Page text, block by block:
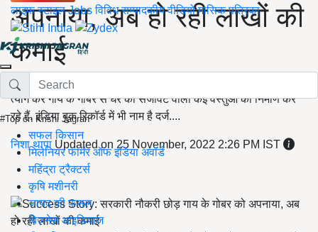
लाइफ स्टाइल Jobs विविध सम्पादकीय वीडियो मासिक पत्रिका
#Top on Krishi Jagran
सफल किसान
मिलेनियर फार्मर ऑफ इंडिया अवॉर्ड
महिंद्रा ट्रैक्टर्स
कृषि मशीनरी
जायद की फसल
बिज़नेस आइडियाज
अपनाया, अब हो रही लाखों की
कमाई
नीरज चौधरी हर किसी के लिए प्रेरणा बन रहे हैं, जो सरकारी नौकरी को
त्याग कर गाय के गोबर से घर की सजावट वाली कई वस्तुओं का निर्माण कर
रहे हैं. इंडिया बुक रिकॉर्ड में भी नाम है दर्ज....
निशा थापा Updated on 25 November, 2022 2:26 PM IST